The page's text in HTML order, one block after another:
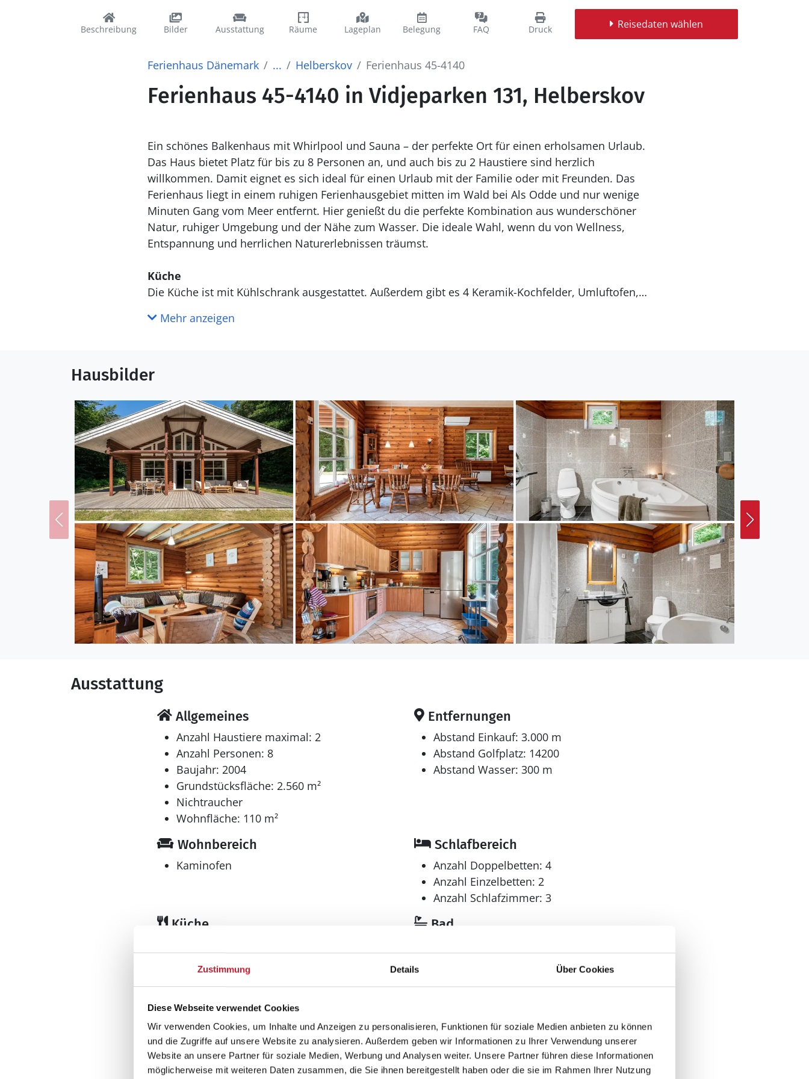
Zustimmung Details Über Cookies
Diese Webseite verwendet Cookies
Wir verwenden Cookies, um Inhalte und Anzeigen zu personalisieren, Funktionen für soziale Medien anbieten zu können
und die Zugriffe auf unsere Website zu analysieren. Außerdem geben wir Informationen zu Ihrer Verwendung unserer
Website an unsere Partner für soziale Medien, Werbung und Analysen weiter. Unsere Partner führen diese Informationen
möglicherweise mit weiteren Daten zusammen, die Sie ihnen bereitgestellt haben oder die sie im Rahmen Ihrer Nutzung
Beschreibung Bilder Ausstattung Räume Lageplan Belegung FAQ Druck Reisedaten wählen
Ferienhaus Dänemark ... Helberskov Ferienhaus 45-4140
Ferienhaus 45-4140 in Vidjeparken 131, Helberskov
Ein schönes Balkenhaus mit Whirlpool und Sauna – der perfekte Ort für einen erholsamen Urlaub.
Das Haus bietet Platz für bis zu 8 Personen an, und auch bis zu 2 Haustiere sind herzlich
willkommen. Damit eignet es sich ideal für einen Urlaub mit der Familie oder mit Freunden. Das
Ferienhaus liegt in einem ruhigen Ferienhausgebiet mitten im Wald bei Als Odde und nur wenige
Minuten Gang vom Meer entfernt. Hier genießt du die perfekte Kombination aus wunderschöner
Natur, ruhiger Umgebung und der Nähe zum Wasser. Die ideale Wahl, wenn du von Wellness,
Entspannung und herrlichen Naturerlebnissen träumst.
Küche
Die Küche ist mit Kühlschrank ausgestattet. Außerdem gibt es 4 Keramik-Kochfelder, Umluftofen,
steht eine Sauna zur Verfügung in der Sie sich so richtig entspannen können.
Draußen
Die Ferienunterkunft liegt auf einem 2560 m² großen Gartengrundstück. Die Entfernung zum Meer
beträgt 300 m. Die Entfernung zum Fjord beträgt 2250 m. Die nächste Einkaufsmöglichkeit liegt 3000
m entfernt. In einem Abstand von 14200 m gibt es einen Golfplatz. Es steht ein offenes
Terrassenareal zur Verfügung. Außerdem gibt es überdachte Terrasse. Schaukel. Es steht ein Grill zur
Verfügung. Es ist ein Ladestecker für Elektroautos installiert. Ladestecker Typ 2. Mit einer
Ladeleistung von 11 kW. Parkplatz auf dem Grundstück.
Einrichtung
Das Ferienhaus eignet sich für 8 Personen. Die Ferienunterkunft hat eine Wohnfläche von 110 m² und
wurde 2004 gebaut. Es ist erlaubt 2 Haustiere mitzubringen. Die Ferienunterkunft ist mit
energiefreundlicher Luft-Luft- Wärmepumpe ausgestattet. Die Ferienunterkunft ist mit
Waschmaschine ausgestattet. Wäschetrockner. Tiefkühlmöglichkeit mit 100 Liter Nutzinhalt. Es gibt
außerdem einen Kaminofen.
Einzelbetten. 2 Schlafplätze auf Matratzen. 2 von diesen Schlafplätzen befinden sich in einem
Multimedien
1 Smart-TV. Fernsehen via Streaming. Mindestens 4 dänische Fernsehsender. Es steht kabellose
Internetverbindung zur Verfügung.
Whirlpool
Entspannen Sie sich im Innen-Durchlauf-Whirlpool für 2 Personen.
Mehr anzeigen
Hausbilder
Ausstattung
Allgemeines
Anzahl Haustiere maximal: 2
Anzahl Personen: 8
Baujahr: 2004
Grundstücksfläche: 2.560 m²
Nichtraucher
Wohnfläche: 110 m²
Entfernungen
Abstand Einkauf: 3.000 m
Abstand Golfplatz: 14200
Abstand Wasser: 300 m
Wohnbereich
Kaminofen
Schlafbereich
Anzahl Doppelbetten: 4
Anzahl Einzelbetten: 2
Anzahl Schlafzimmer: 3
Küche
Kühlschrank
Bad
Wellness
Sauna
Multimedia
Internet
drahtlos